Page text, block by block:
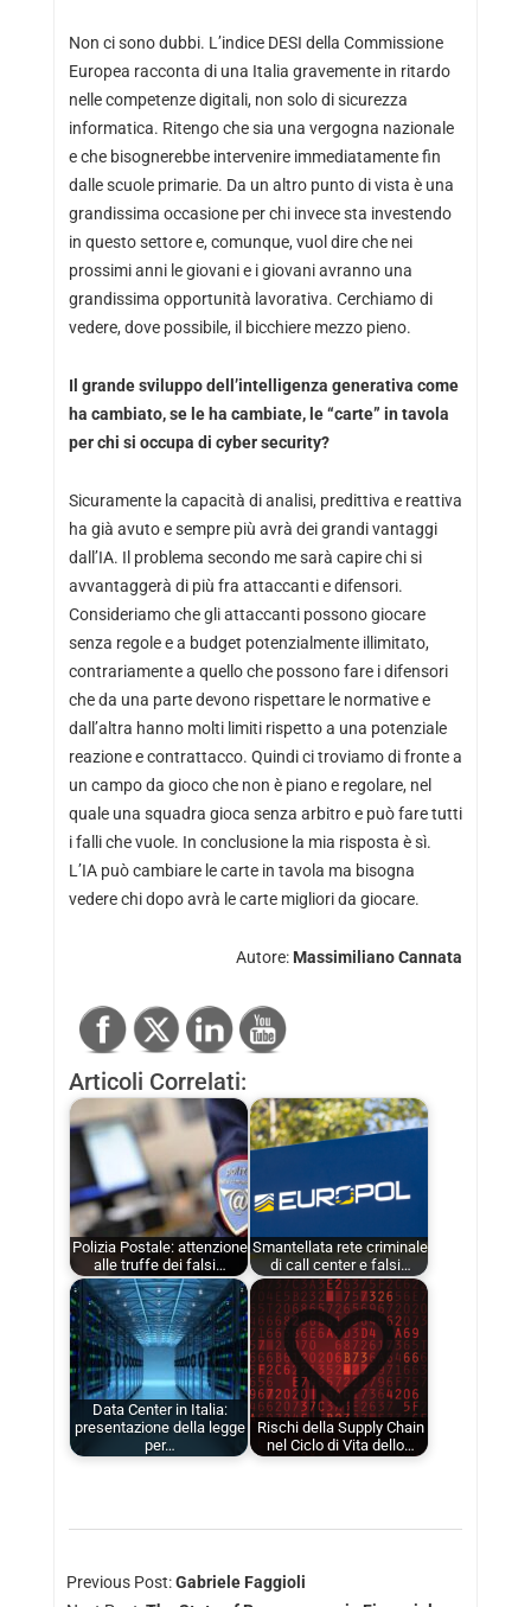
Non ci sono dubbi. L’indice DESI della Commissione
Europea racconta di una Italia gravemente in ritardo
nelle competenze digitali, non solo di sicurezza
informatica. Ritengo che sia una vergogna nazionale
e che bisognerebbe intervenire immediatamente fin
dalle scuole primarie. Da un altro punto di vista è una
grandissima occasione per chi invece sta investendo
in questo settore e, comunque, vuol dire che nei
prossimi anni le giovani e i giovani avranno una
grandissima opportunità lavorativa. Cerchiamo di
vedere, dove possibile, il bicchiere mezzo pieno.
Il grande sviluppo dell’intelligenza generativa come
ha cambiato, se le ha cambiate, le “carte” in tavola
per chi si occupa di cyber security?
Sicuramente la capacità di analisi, predittiva e reattiva
ha già avuto e sempre più avrà dei grandi vantaggi
dall’IA. Il problema secondo me sarà capire chi si
avvantaggerà di più fra attaccanti e difensori.
Consideriamo che gli attaccanti possono giocare
senza regole e a budget potenzialmente illimitato,
contrariamente a quello che possono fare i difensori
che da una parte devono rispettare le normative e
dall’altra hanno molti limiti rispetto a una potenziale
reazione e contrattacco. Quindi ci troviamo di fronte a
un campo da gioco che non è piano e regolare, nel
quale una squadra gioca senza arbitro e può fare tutti
i falli che vuole. In conclusione la mia risposta è sì.
L’IA può cambiare le carte in tavola ma bisogna
vedere chi dopo avrà le carte migliori da giocare.
Autore: Massimiliano Cannata
Articoli Correlati:
Polizia Postale: attenzione
alle truffe dei falsi…
Smantellata rete criminale
di call center e falsi…
Data Center in Italia:
presentazione della legge
per…
Rischi della Supply Chain
nel Ciclo di Vita dello…
Previous Post:Gabriele Faggioli